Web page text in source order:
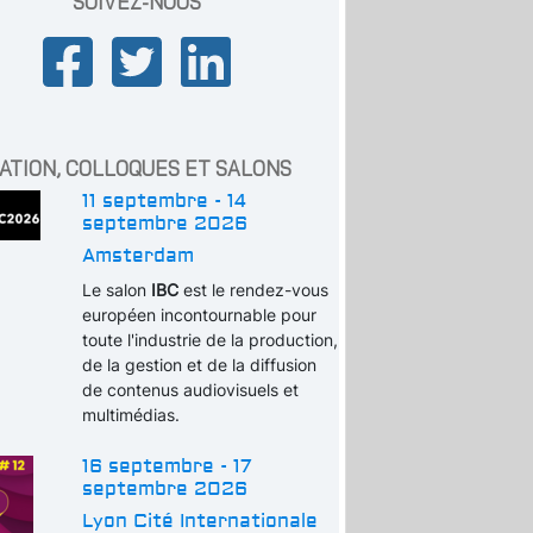
COLLOQUES ET SALONS
11 septembre - 14
septembre 2026
Amsterdam
Le salonIBC est le rendez-vous
européen incontournable pour
toute l'industrie de la production,
de la gestion et de la diffusion
de contenus audiovisuels et
multimédias.
16 septembre - 17
septembre 2026
Lyon Cité Internationale